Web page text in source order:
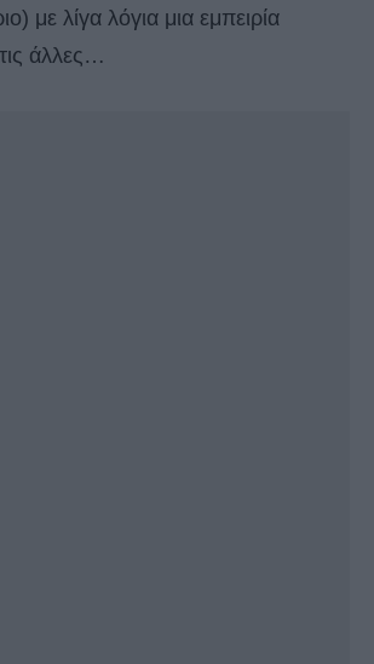
με λίγα λόγια μια εμπειρία
άλλες…